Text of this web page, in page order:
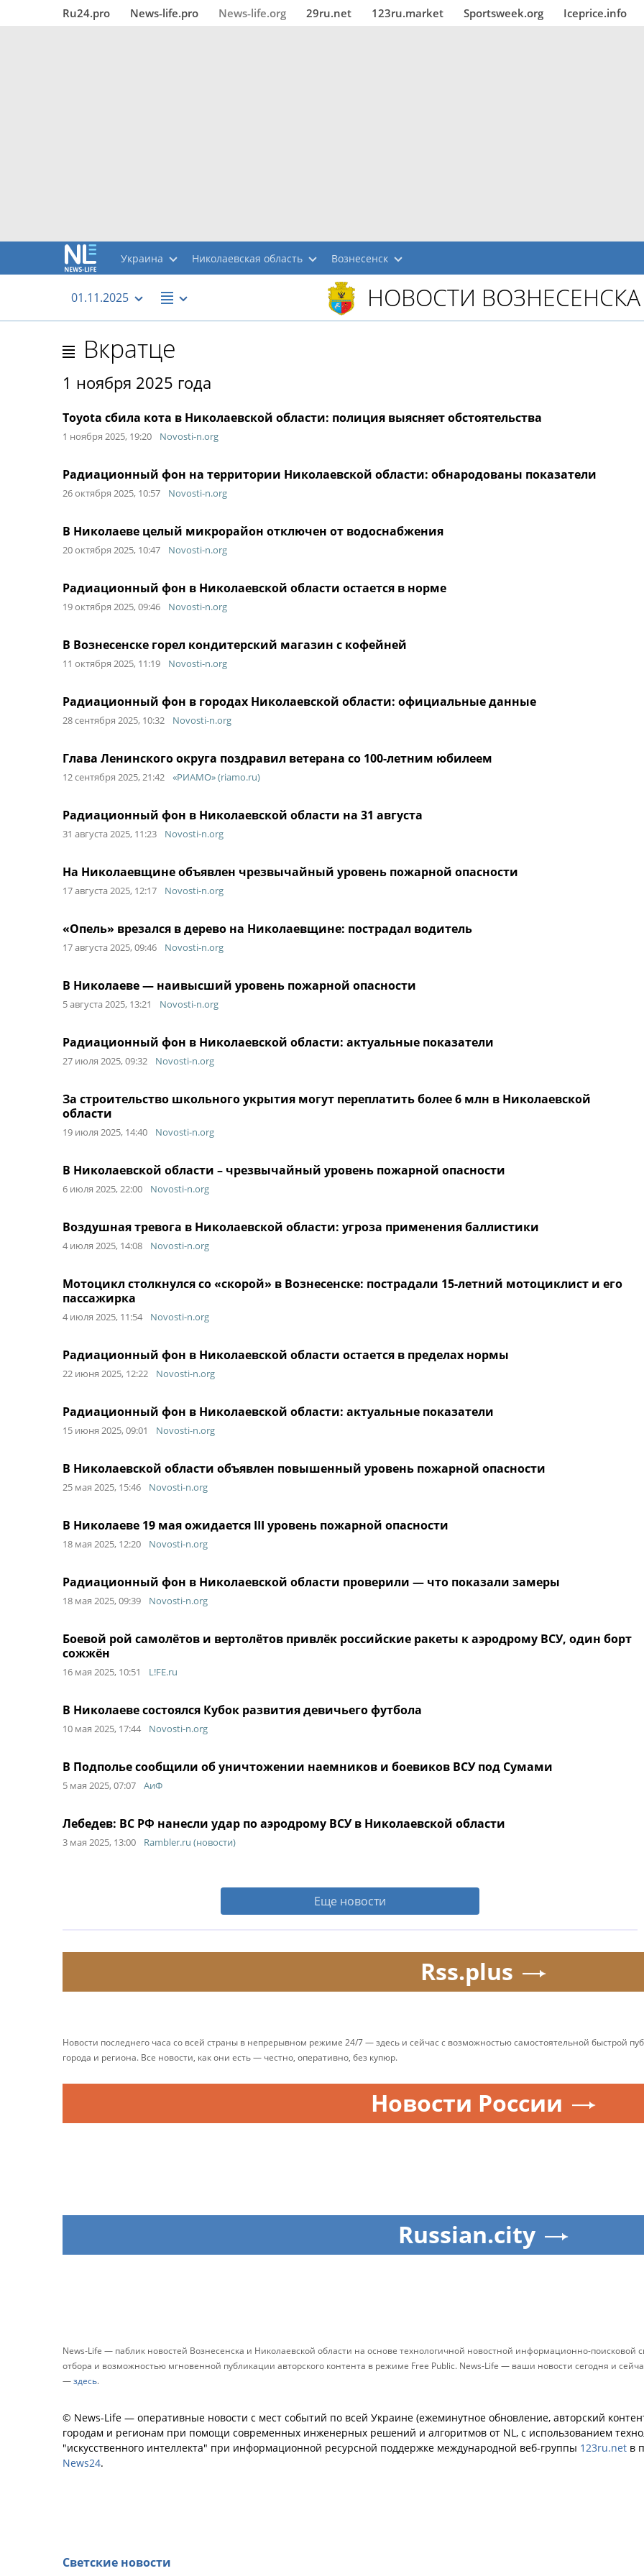
Ru24.pro News‑life.pro News‑life.org 29ru.net 123ru.market Sportsweek.org Iceprice.info
Украина Николаевская область Вознесенск
01.11.2025 НОВОСТИ ВОЗНЕСЕНСКА
Вкратце
1 ноября 2025 года
Toyota сбила кота в Николаевской области: полиция выясняет обстоятельства
1 ноября 2025, 19:20 Novosti-n.org
Радиационный фон на территории Николаевской области: обнародованы показатели
26 октября 2025, 10:57 Novosti-n.org
В Николаеве целый микрорайон отключен от водоснабжения
20 октября 2025, 10:47 Novosti-n.org
Радиационный фон в Николаевской области остается в норме
19 октября 2025, 09:46 Novosti-n.org
В Вознесенске горел кондитерский магазин с кофейней
11 октября 2025, 11:19 Novosti-n.org
Радиационный фон в городах Николаевской области: официальные данные
28 сентября 2025, 10:32 Novosti-n.org
Глава Ленинского округа поздравил ветерана со 100-летним юбилеем
12 сентября 2025, 21:42 «РИАМО» (riamo.ru)
Радиационный фон в Николаевской области на 31 августа
31 августа 2025, 11:23 Novosti-n.org
На Николаевщине объявлен чрезвычайный уровень пожарной опасности
17 августа 2025, 12:17 Novosti-n.org
«Опель» врезался в дерево на Николаевщине: пострадал водитель
17 августа 2025, 09:46 Novosti-n.org
В Николаеве — наивысший уровень пожарной опасности
5 августа 2025, 13:21 Novosti-n.org
Радиационный фон в Николаевской области: актуальные показатели
27 июля 2025, 09:32 Novosti-n.org
За строительство школьного укрытия могут переплатить более 6 млн в Николаевской
области
19 июля 2025, 14:40 Novosti-n.org
В Николаевской области – чрезвычайный уровень пожарной опасности
6 июля 2025, 22:00 Novosti-n.org
Воздушная тревога в Николаевской области: угроза применения баллистики
4 июля 2025, 14:08 Novosti-n.org
Мотоцикл столкнулся со «скорой» в Вознесенске: пострадали 15-летний мотоциклист и его
пассажирка
4 июля 2025, 11:54 Novosti-n.org
Радиационный фон в Николаевской области остается в пределах нормы
22 июня 2025, 12:22 Novosti-n.org
Радиационный фон в Николаевской области: актуальные показатели
15 июня 2025, 09:01 Novosti-n.org
В Николаевской области объявлен повышенный уровень пожарной опасности
25 мая 2025, 15:46 Novosti-n.org
В Николаеве 19 мая ожидается III уровень пожарной опасности
18 мая 2025, 12:20 Novosti-n.org
Радиационный фон в Николаевской области проверили — что показали замеры
18 мая 2025, 09:39 Novosti-n.org
Боевой рой самолётов и вертолётов привлёк российские ракеты к аэродрому ВСУ, один борт
сожжён
16 мая 2025, 10:51 L!FE.ru
В Николаеве состоялся Кубок развития девичьего футбола
10 мая 2025, 17:44 Novosti-n.org
В Подполье сообщили об уничтожении наемников и боевиков ВСУ под Сумами
5 мая 2025, 07:07 АиФ
Лебедев: ВС РФ нанесли удар по аэродрому ВСУ в Николаевской области
3 мая 2025, 13:00 Rambler.ru (новости)
Еще новости
Rss.plus
Новости последнего часа со всей страны в непрерывном режиме 24/7 — здесь и сейчас с возможностью самостоятельной быстрой
города и региона. Все новости, как они есть — честно, оперативно, без купюр.
Новости России
Russian.city
News-Life — паблик новостей Вознесенска и Николаевской области на основе технологичной новостной информационно-поисковой
отбора и возможностью мгновенной публикации авторского контента в режиме Free Public. News-Life — ваши новости сегодня и
—здесь.
© News-Life — оперативные новости с мест событий по всей Украине (ежеминутное обновление, авторский
городам и регионам при помощи современных инженерных решений и алгоритмов от NL, с использованием
"искусственного интеллекта" при информационной ресурсной поддержке международной веб-группы 123ru.net в
News24.
Светские новости